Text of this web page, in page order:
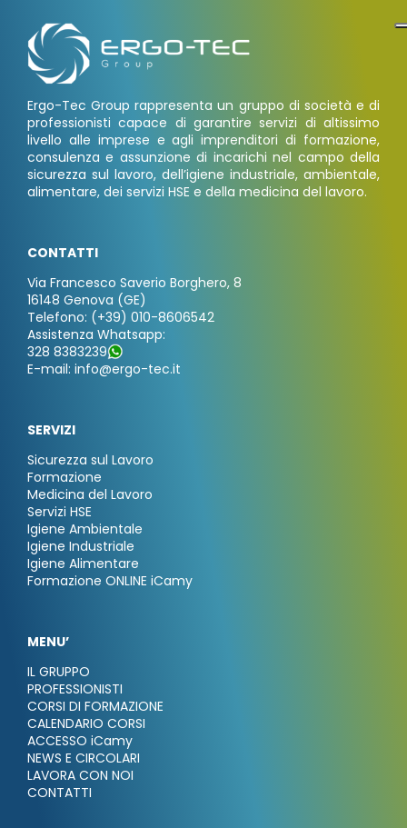
Ergo-Tec Group rappresenta un gruppo di società e di
professionisti capace di garantire servizi di altissimo
livello alle imprese e agli imprenditori di formazione,
consulenza e assunzione di incarichi nel campo della
sicurezza sul lavoro, dell’igiene industriale, ambientale,
alimentare, dei servizi HSE e della medicina del lavoro.
CONTATTI
Via Francesco Saverio Borghero, 8
16148 Genova (GE)
Telefono: (+39) 010-8606542
Assistenza Whatsapp:
328 8383239
E-mail: info@ergo-tec.it
SERVIZI
Sicurezza sul Lavoro
Formazione
Medicina del Lavoro
Servizi HSE
Igiene Ambientale
Igiene Industriale
Igiene Alimentare
Formazione ONLINE iCamy
MENU’
IL GRUPPO
PROFESSIONISTI
CORSI DI FORMAZIONE
CALENDARIO CORSI
ACCESSO iCamy
NEWS E CIRCOLARI
LAVORA CON NOI
CONTATTI